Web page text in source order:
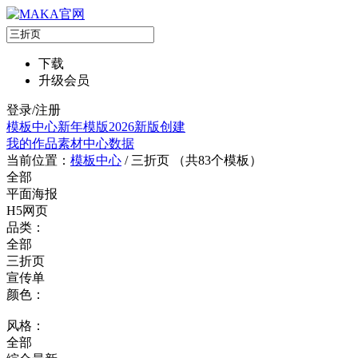
下载
升级会员
登录/注册
模板中心新年模版2026新版创建
我的作品素材中心数据
当前位置： 模板中心 / 三折页 （共83个模板）
全部
平面海报
H5网页
品类：
全部
三折页
宣传单
颜色：
风格：
全部